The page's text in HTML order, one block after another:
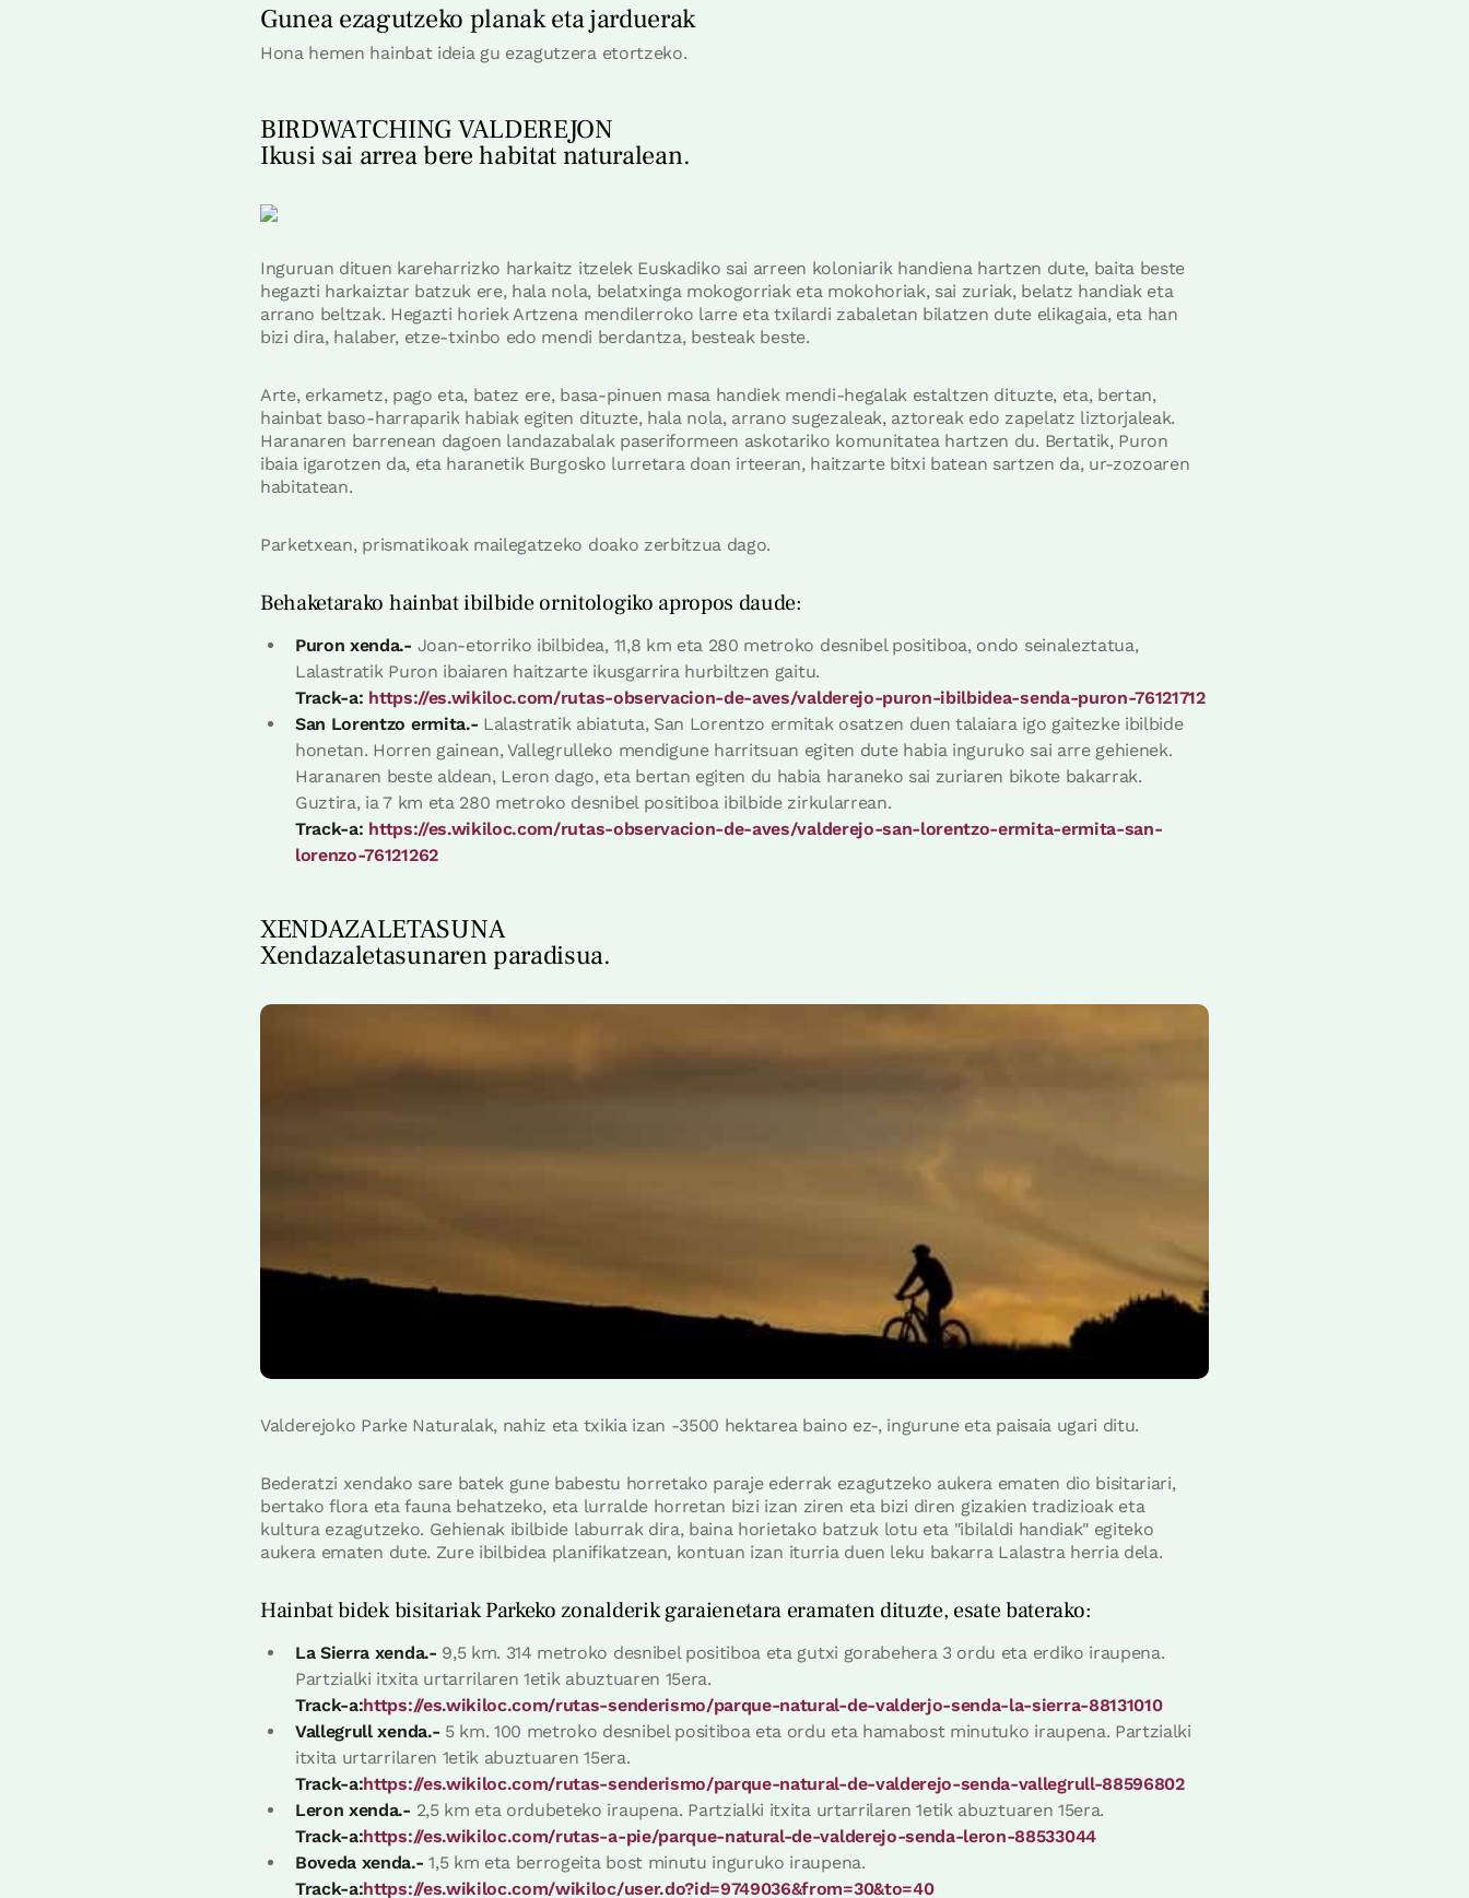
Gunea ezagutzeko planak eta jarduerak
Hona hemen hainbat ideia gu ezagutzera etortzeko.
BIRDWATCHING VALDEREJON
Ikusi sai arrea bere habitat naturalean.
Inguruan dituen kareharrizko harkaitz itzelek Euskadiko sai arreen koloniarik handiena hartzen dute, baita beste
hegazti harkaiztar batzuk ere, hala nola, belatxinga mokogorriak eta mokohoriak, sai zuriak, belatz handiak eta
arrano beltzak. Hegazti horiek Artzena mendilerroko larre eta txilardi zabaletan bilatzen dute elikagaia, eta han
bizi dira, halaber, etze-txinbo edo mendi berdantza, besteak beste.
Arte, erkametz, pago eta, batez ere, basa-pinuen masa handiek mendi-hegalak estaltzen dituzte, eta, bertan,
hainbat baso-harraparik habiak egiten dituzte, hala nola, arrano sugezaleak, aztoreak edo zapelatz liztorjaleak.
Haranaren barrenean dagoen landazabalak paseriformeen askotariko komunitatea hartzen du. Bertatik, Puron
ibaia igarotzen da, eta haranetik Burgosko lurretara doan irteeran, haitzarte bitxi batean sartzen da, ur-zozoaren
habitatean.
Parketxean, prismatikoak mailegatzeko doako zerbitzua dago.
Behaketarako hainbat ibilbide ornitologiko apropos daude:
Puron xenda.- Joan-etorriko ibilbidea, 11,8 km eta 280 metroko desnibel positiboa, ondo seinaleztatua,
Lalastratik Puron ibaiaren haitzarte ikusgarrira hurbiltzen gaitu.
Track-a: https://es.wikiloc.com/rutas-observacion-de-aves/valderejo-puron-ibilbidea-senda-puron-76121712
San Lorentzo ermita.- Lalastratik abiatuta, San Lorentzo ermitak osatzen duen talaiara igo gaitezke ibilbide
honetan. Horren gainean, Vallegrulleko mendigune harritsuan egiten dute habia inguruko sai arre gehienek.
Haranaren beste aldean, Leron dago, eta bertan egiten du habia haraneko sai zuriaren bikote bakarrak.
Guztira, ia 7 km eta 280 metroko desnibel positiboa ibilbide zirkularrean.
Track-a: https://es.wikiloc.com/rutas-observacion-de-aves/valderejo-san-lorentzo-ermita-ermita-san-
lorenzo-76121262
XENDAZALETASUNA
Xendazaletasunaren paradisua.
Valderejoko Parke Naturalak, nahiz eta txikia izan -3500 hektarea baino ez-, ingurune eta paisaia ugari ditu.
Bederatzi xendako sare batek gune babestu horretako paraje ederrak ezagutzeko aukera ematen dio bisitariari,
bertako flora eta fauna behatzeko, eta lurralde horretan bizi izan ziren eta bizi diren gizakien tradizioak eta
kultura ezagutzeko. Gehienak ibilbide laburrak dira, baina horietako batzuk lotu eta "ibilaldi handiak" egiteko
aukera ematen dute. Zure ibilbidea planifikatzean, kontuan izan iturria duen leku bakarra Lalastra herria dela.
Hainbat bidek bisitariak Parkeko zonalderik garaienetara eramaten dituzte, esate baterako:
La Sierra xenda.- 9,5 km. 314 metroko desnibel positiboa eta gutxi gorabehera 3 ordu eta erdiko iraupena.
Partzialki itxita urtarrilaren 1etik abuztuaren 15era.
Track-a:https://es.wikiloc.com/rutas-senderismo/parque-natural-de-valderjo-senda-la-sierra-88131010
Vallegrull xenda.- 5 km. 100 metroko desnibel positiboa eta ordu eta hamabost minutuko iraupena. Partzialki
itxita urtarrilaren 1etik abuztuaren 15era.
Track-a:https://es.wikiloc.com/rutas-senderismo/parque-natural-de-valderejo-senda-vallegrull-88596802
Leron xenda.- 2,5 km eta ordubeteko iraupena. Partzialki itxita urtarrilaren 1etik abuztuaren 15era.
Track-a:https://es.wikiloc.com/rutas-a-pie/parque-natural-de-valderejo-senda-leron-88533044
Boveda xenda.- 1,5 km eta berrogeita bost minutu inguruko iraupena.
Track-a:https://es.wikiloc.com/wikiloc/user.do?id=9749036&from=30&to=40